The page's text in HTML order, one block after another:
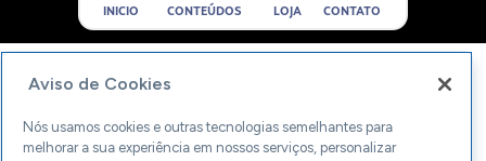
INICIO CONTEÚDOS LOJA CONTATO
Aviso de Cookies
Nós usamos cookies e outras tecnologias semelhantes para
melhorar a sua experiência em nossos serviços, personalizar